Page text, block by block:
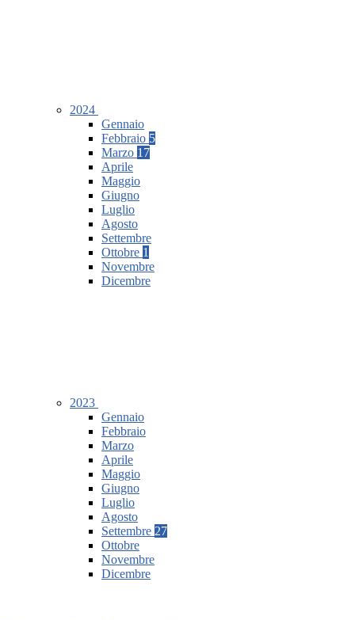
2024
Gennaio
Febbraio 5
Marzo 17
Aprile
Maggio
Giugno
Luglio
Agosto
Settembre
Ottobre 1
Novembre
Dicembre
2023
Gennaio
Febbraio
Marzo
Aprile
Maggio
Giugno
Luglio
Agosto
Settembre 27
Ottobre
Novembre
Dicembre